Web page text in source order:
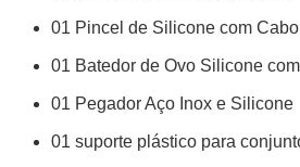
01 Pincel de Silicone com
01 Batedor de Ovo Silicone
01 Pegador Aço Inox e Silicone
01 suporte plástico para